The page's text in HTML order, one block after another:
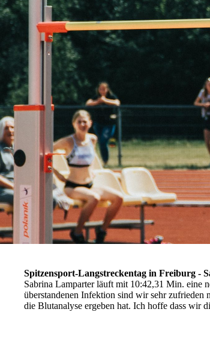
Spitzensport-Langstreckentag in Freiburg -
Sabrina Lamparter läuft mit 10:42,31 Min. eine
überstandenen Infektion sind wir sehr zufrieden
die Blutanalyse ergeben hat. Ich hoffe dass wir